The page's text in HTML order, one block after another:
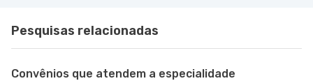
Pesquisas relacionadas
Convênios que atendem a especialidade